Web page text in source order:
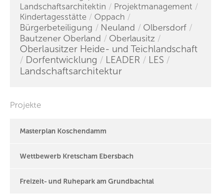
Landschaftsarchitektin
Projektmanagement
Kindertagesstätte
Oppach
Bürgerbeteiligung Neuland
Olbersdorf
Bautzener Oberland
Oberlausitz
Oberlausitzer Heide- und Teichlandschaft
Dorfentwicklung
LEADER LES
Landschaftsarchitektur
Projekte
Masterplan Koschendamm
Wettbewerb Kretscham Ebersbach
Freizeit- und Ruhepark am Grundbachtal